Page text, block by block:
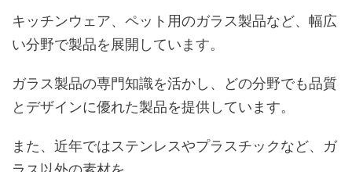
キッチンウェア、ペット用のガラス製品など、幅広
い分野で製品を展開しています。
ガラス製品の専門知識を活かし、どの分野でも品質
とデザインに優れた製品を提供しています。
また、近年ではステンレスやプラスチックなど、ガ